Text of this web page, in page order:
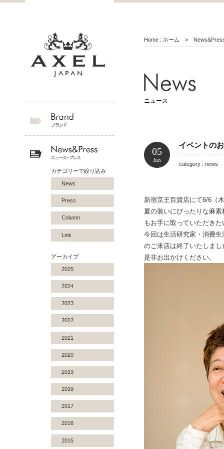
カテゴリーで絞り込み
News
Press
Column
Link
アーカイブ
2025
2024
2023
2022
2021
2020
2019
2018
2017
2016
2015
Home : ホーム >
ニュース
05
Jun
イベントの
category : news
新宿京王百貨店にて6/6（
夏の装いにぴったりな麻
もお手に取っていただき
今回は生活研究家・消費
のご来店は終了いたしま
是非お出かけください。